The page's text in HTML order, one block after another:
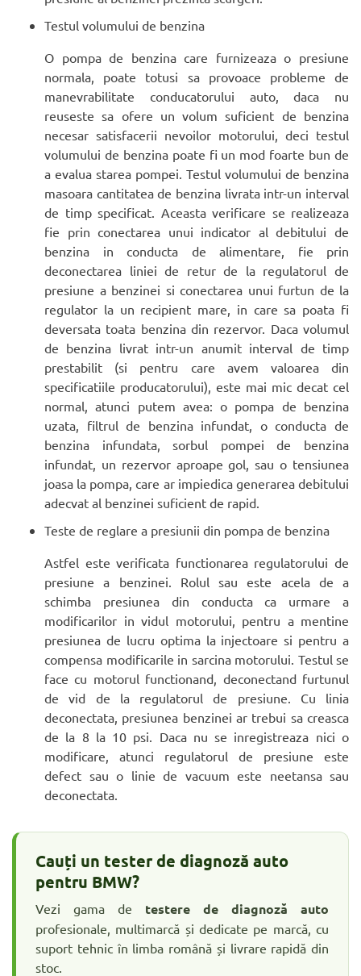
Testul volumului de benzina
O pompa de benzina care furnizeaza o presiune
normala, poate totusi sa provoace probleme de
manevrabilitate conducatorului auto, daca nu
reuseste sa ofere un volum suficient de benzina
necesar satisfacerii nevoilor motorului, deci testul
volumului de benzina poate fi un mod foarte bun de
a evalua starea pompei. Testul volumului de benzina
masoara cantitatea de benzina livrata intr-un interval
de timp specificat. Aceasta verificare se realizeaza
fie prin conectarea unui indicator al debitului de
benzina in conducta de alimentare, fie prin
deconectarea liniei de retur de la regulatorul de
presiune a benzinei si conectarea unui furtun de la
regulator la un recipient mare, in care sa poata fi
deversata toata benzina din rezervor. Daca volumul
de benzina livrat intr-un anumit interval de timp
prestabilit (si pentru care avem valoarea din
specificatiile producatorului), este mai mic decat cel
normal, atunci putem avea: o pompa de benzina
uzata, filtrul de benzina infundat, o conducta de
benzina infundata, sorbul pompei de benzina
infundat, un rezervor aproape gol, sau o tensiunea
joasa la pompa, care ar impiedica generarea debitului
adecvat al benzinei suficient de rapid.
Teste de reglare a presiunii din pompa de benzina
Astfel este verificata functionarea regulatorului de
presiune a benzinei. Rolul sau este acela de a
schimba presiunea din conducta ca urmare a
modificarilor in vidul motorului, pentru a mentine
presiunea de lucru optima la injectoare si pentru a
compensa modificarile in sarcina motorului. Testul se
face cu motorul functionand, deconectand furtunul
de vid de la regulatorul de presiune. Cu linia
deconectata, presiunea benzinei ar trebui sa creasca
de la 8 la 10 psi. Daca nu se inregistreaza nici o
modificare, atunci regulatorul de presiune este
defect sau o linie de vacuum este neetansa sau
deconectata.
Cauți un tester de diagnoză auto
pentru BMW?
Vezi gama de testere de diagnoză auto
profesionale, multimarcă și dedicate pe marcă, cu
suport tehnic în limba română și livrare rapidă din
stoc.